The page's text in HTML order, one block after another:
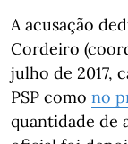
A acusação
Cordeiro
julho de 2017,
PSP como no
quantidade de